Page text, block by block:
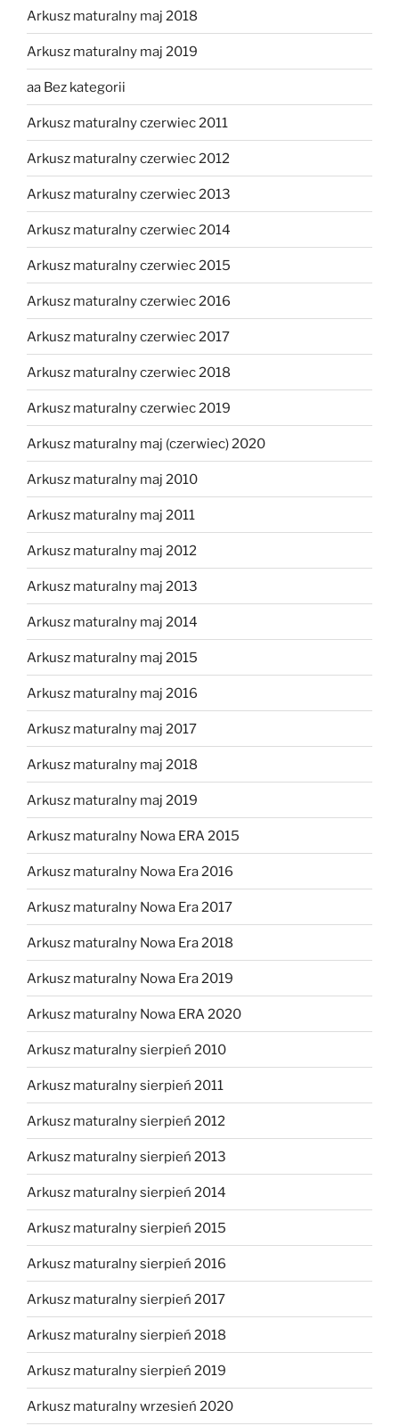
Arkusz maturalny maj 2018
Arkusz maturalny maj 2019
aa Bez kategorii
Arkusz maturalny czerwiec 2011
Arkusz maturalny czerwiec 2012
Arkusz maturalny czerwiec 2013
Arkusz maturalny czerwiec 2014
Arkusz maturalny czerwiec 2015
Arkusz maturalny czerwiec 2016
Arkusz maturalny czerwiec 2017
Arkusz maturalny czerwiec 2018
Arkusz maturalny czerwiec 2019
Arkusz maturalny maj (czerwiec) 2020
Arkusz maturalny maj 2010
Arkusz maturalny maj 2011
Arkusz maturalny maj 2012
Arkusz maturalny maj 2013
Arkusz maturalny maj 2014
Arkusz maturalny maj 2015
Arkusz maturalny maj 2016
Arkusz maturalny maj 2017
Arkusz maturalny maj 2018
Arkusz maturalny maj 2019
Arkusz maturalny Nowa ERA 2015
Arkusz maturalny Nowa Era 2016
Arkusz maturalny Nowa Era 2017
Arkusz maturalny Nowa Era 2018
Arkusz maturalny Nowa Era 2019
Arkusz maturalny Nowa ERA 2020
Arkusz maturalny sierpień 2010
Arkusz maturalny sierpień 2011
Arkusz maturalny sierpień 2012
Arkusz maturalny sierpień 2013
Arkusz maturalny sierpień 2014
Arkusz maturalny sierpień 2015
Arkusz maturalny sierpień 2016
Arkusz maturalny sierpień 2017
Arkusz maturalny sierpień 2018
Arkusz maturalny sierpień 2019
Arkusz maturalny wrzesień 2020